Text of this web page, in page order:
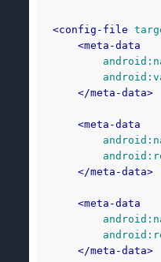
<config-file
<meta-data
</meta-data>
<meta-data
</meta-data>
<meta-data
</meta-data>